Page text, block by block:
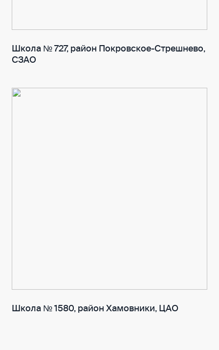
Школа № 727, район Покровское-Стрешнево,
СЗАО
Школа № 1580, район Хамовники, ЦАО